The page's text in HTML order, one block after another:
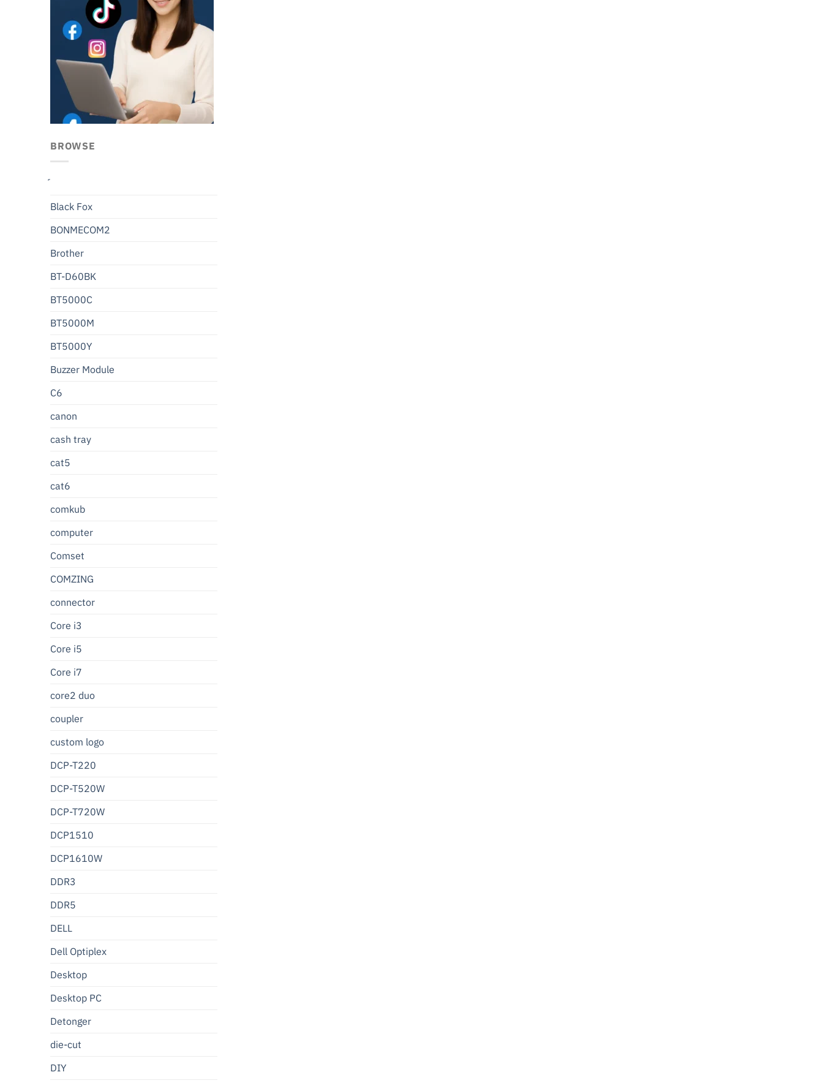
BROWSE
Black Fox
BONMECOM2
Brother
BT-D60BK
BT5000C
BT5000M
BT5000Y
Buzzer Module
C6
canon
cash tray
cat5
cat6
comkub
computer
Comset
COMZING
connector
Core i3
Core i5
Core i7
core2 duo
coupler
custom logo
DCP-T220
DCP-T520W
DCP-T720W
DCP1510
DCP1610W
DDR3
DDR5
DELL
Dell Optiplex
Desktop
Desktop PC
Detonger
die-cut
DIY